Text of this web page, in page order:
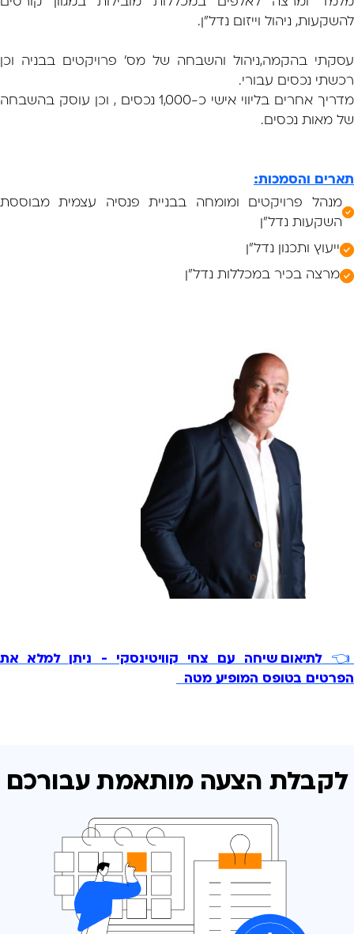
להשקעות, ניהול וייזום נדל"ן.
עסקתי בהקמה,ניהול והשבחה של מס' פרויקטים בבניה וכן
רכשתי נכסים עבורי.
מדריך אחרים בליווי אישי כ-1,000 נכסים , וכן עוסק בהשבחה
של מאות נכסים.
תארים והסמכות:
מנהל פרויקטים ומומחה בבניית פנסיה עצמית מבוססת
השקעות נדל"ן
ייעוץ ותכנון נדל"ן
מרצה בכיר במכללות נדל"ן
👈לתיאום שיחה עם צחי קוויטינסקי - ניתן למלא את
הפרטים בטופס המופיע מטה
לקבלת הצעה מותאמת עבורכם